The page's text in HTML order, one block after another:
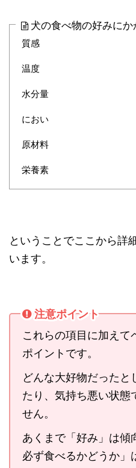
犬の食べ物の好みにか
質感
温度
水分量
におい
原材料
栄養素
ということでここから詳
います。
注意ポイント
これらの項目に加えて
ポイントです。
どんな大好物だったと
たり、気持ち悪い状態
せん。
あくまで「好み」は傾
必ず食べるかどうか」